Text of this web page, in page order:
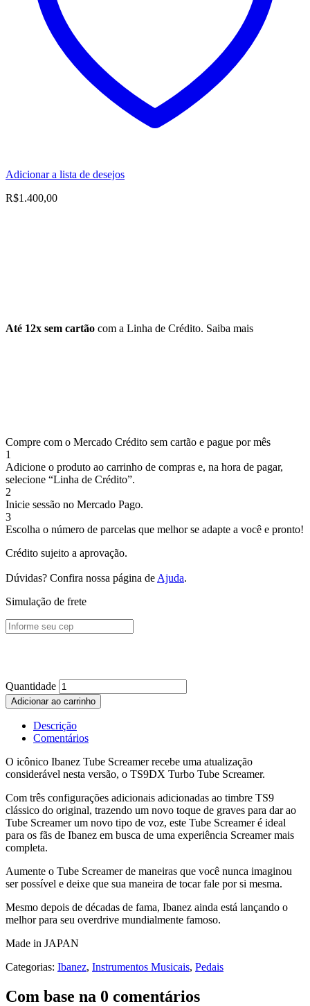
Adicionar a lista de desejos
R$1.400,00
Até 12x sem cartão com a Linha de Crédito. Saiba mais
Compre com o Mercado Crédito sem cartão e pague por mês
1
Adicione o produto ao carrinho de compras e, na hora de pagar,
selecione “Linha de Crédito”.
2
Inicie sessão no Mercado Pago.
3
Escolha o número de parcelas que melhor se adapte a você e pronto!
Crédito sujeito a aprovação.
Dúvidas? Confira nossa página de Ajuda.
Simulação de frete
Quantidade
Adicionar ao carrinho
Descrição
Comentários
O icônico Ibanez Tube Screamer recebe uma atualização
considerável nesta versão, o TS9DX Turbo Tube Screamer.
Com três configurações adicionais adicionadas ao timbre TS9
clássico do original, trazendo um novo toque de graves para dar ao
Tube Screamer um novo tipo de voz, este Tube Screamer é ideal
para os fãs de Ibanez em busca de uma experiência Screamer mais
completa.
Aumente o Tube Screamer de maneiras que você nunca imaginou
ser possível e deixe que sua maneira de tocar fale por si mesma.
Mesmo depois de décadas de fama, Ibanez ainda está lançando o
melhor para seu overdrive mundialmente famoso.
Made in JAPAN
Categorias: Ibanez, Instrumentos Musicais, Pedais
Com base na 0 comentários